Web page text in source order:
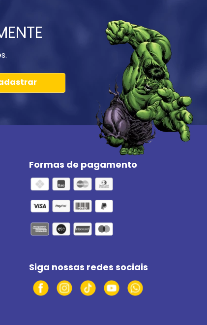
Formas de pagamento
Siga nossas redes sociais